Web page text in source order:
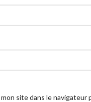
site dans le navigateur